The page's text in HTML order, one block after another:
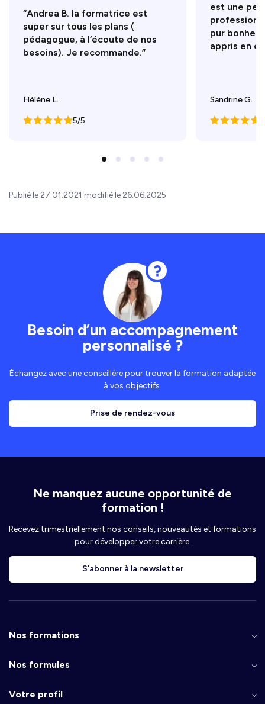
“Andrea B. la formatrice est
super sur tous les plans (
pédagogue, à l’écoute de nos
besoins). Je recommande.”
Hélène L.
5/5
est une
pur
appris en
Sandrine G.
Publié le 27.01.2021 modifié le 26.06.2025
Besoin d’un accompagnement
personnalisé ?
Échangez avec une conseillère pour trouver la formation adaptée
à vos objectifs.
Prise de rendez-vous
Ne manquez aucune opportunité de
formation !
Recevez trimestriellement nos conseils, nouveautés et formations
pour développer votre carrière.
S’abonner à la newsletter
Nos formations
Nos formules
Votre profil